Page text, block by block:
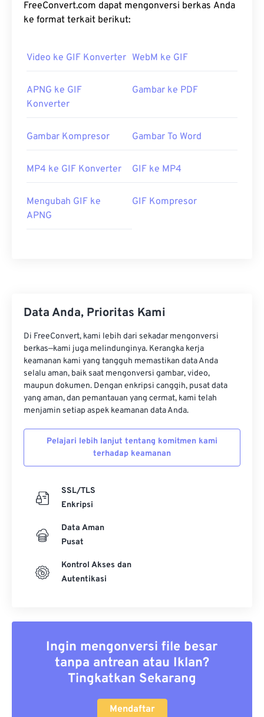
FreeConvert.com dapat mengonversi berkas Anda
ke format terkait berikut:
Video ke GIF Konverter WebM ke GIF
APNG ke GIF
Konverter
Gambar ke PDF
Gambar Kompresor Gambar To Word
MP4 ke GIF Konverter GIF ke MP4
Mengubah GIF ke
APNG
GIF Kompresor
Data Anda, Prioritas Kami
Di FreeConvert, kami lebih dari sekadar mengonversi
berkas—kami juga melindunginya. Kerangka kerja
keamanan kami yang tangguh memastikan data Anda
selalu aman, baik saat mengonversi gambar, video,
maupun dokumen. Dengan enkripsi canggih, pusat data
yang aman, dan pemantauan yang cermat, kami telah
menjamin setiap aspek keamanan data Anda.
Pelajari lebih lanjut tentang komitmen kami
terhadap keamanan
SSL/TLS
Enkripsi
Data Aman
Pusat
Kontrol Akses dan
Autentikasi
Ingin mengonversi file besar
tanpa antrean atau Iklan?
Tingkatkan Sekarang
Mendaftar